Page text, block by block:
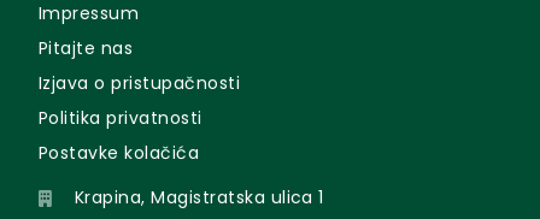
Impressum
Pitajte nas
Izjava o pristupačnosti
Politika privatnosti
Postavke kolačića
Krapina, Magistratska ulica 1